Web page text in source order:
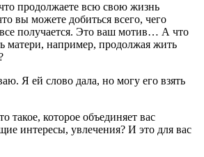
продолжаете всю свою жизнь
вы можете добиться всего, чего
получается. Это ваш мотив… А что
матери, например, продолжая жить
Я ей слово дала, но могу его взять
такое, которое объединяет вас
интересы, увлечения? И это для вас